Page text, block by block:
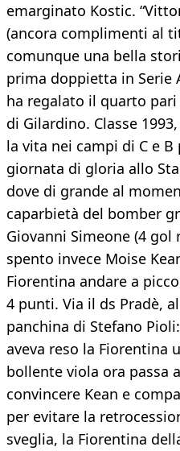
emarginato Kostic.
(ancora complimenti al
comunque una bella
prima doppietta in Serie
ha regalato il quarto
di Gilardino. Classe
la vita nei campi di C e
giornata di gloria allo
dove di grande al
caparbietà del bomber
Giovanni Simeone (4 gol
spento invece Moise
Fiorentina andare a
4 punti. Via il ds Pradè,
panchina di Stefano
aveva reso la Fiorentina
bollente viola ora passa
convincere Kean e
per evitare la
sveglia, la Fiorentina